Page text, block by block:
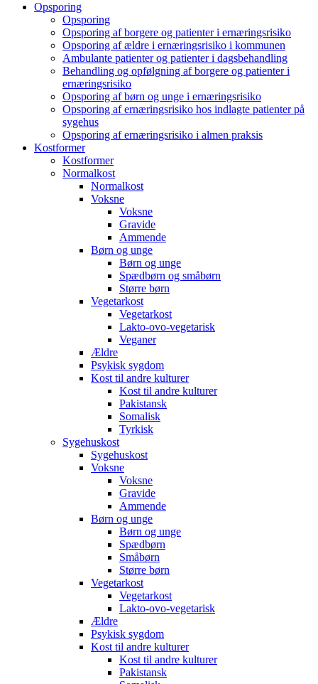
Opsporing
Opsporing
Opsporing af borgere og patienter i ernæringsrisiko
Opsporing af ældre i ernæringsrisiko i kommunen
Ambulante patienter og patienter i dagsbehandling
Behandling og opfølgning af borgere og patienter i
ernæringsrisiko
Opsporing af børn og unge i ernæringsrisiko
Opsporing af ernæringsrisiko hos indlagte patienter på
sygehus
Opsporing af ernæringsrisiko i almen praksis
Kostformer
Kostformer
Normalkost
Normalkost
Voksne
Voksne
Gravide
Ammende
Børn og unge
Børn og unge
Spædbørn og småbørn
Større børn
Vegetarkost
Vegetarkost
Lakto-ovo-vegetarisk
Veganer
Ældre
Psykisk sygdom
Kost til andre kulturer
Kost til andre kulturer
Pakistansk
Somalisk
Tyrkisk
Sygehuskost
Sygehuskost
Voksne
Voksne
Gravide
Ammende
Børn og unge
Børn og unge
Spædbørn
Småbørn
Større børn
Vegetarkost
Vegetarkost
Lakto-ovo-vegetarisk
Ældre
Psykisk sygdom
Kost til andre kulturer
Kost til andre kulturer
Pakistansk